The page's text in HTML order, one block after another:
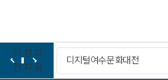
이
전
정
지
다
음
디지털여수문화대전